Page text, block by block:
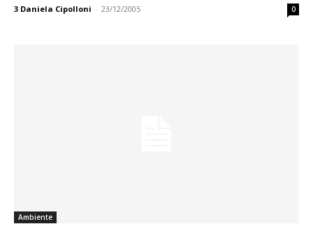
3 Daniela Cipolloni - 23/12/2005 0
Ambiente